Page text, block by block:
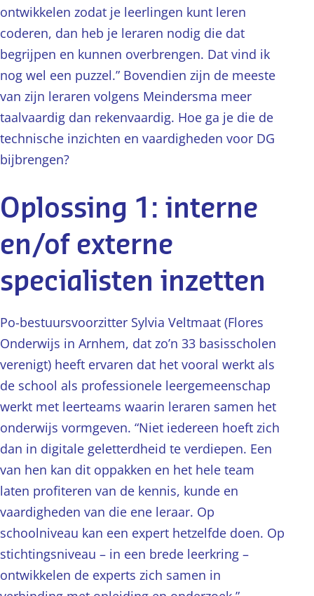
ontwikkelen zodat je leerlingen kunt leren
coderen, dan heb je leraren nodig die dat
begrijpen en kunnen overbrengen. Dat vind ik
nog wel een puzzel.” Bovendien zijn de meeste
van zijn leraren volgens Meindersma meer
taalvaardig dan rekenvaardig. Hoe ga je die de
technische inzichten en vaardigheden voor DG
bijbrengen?
Oplossing 1: interne
en/of externe
specialisten inzetten
Po-bestuursvoorzitter Sylvia Veltmaat (Flores
Onderwijs in Arnhem, dat zo’n 33 basisscholen
verenigt) heeft ervaren dat het vooral werkt als
de school als professionele leergemeenschap
werkt met leerteams waarin leraren samen het
onderwijs vormgeven. “Niet iedereen hoeft zich
dan in digitale geletterdheid te verdiepen. Een
van hen kan dit oppakken en het hele team
laten profiteren van de kennis, kunde en
vaardigheden van die ene leraar. Op
schoolniveau kan een expert hetzelfde doen. Op
stichtingsniveau – in een brede leerkring –
ontwikkelen de experts zich samen in